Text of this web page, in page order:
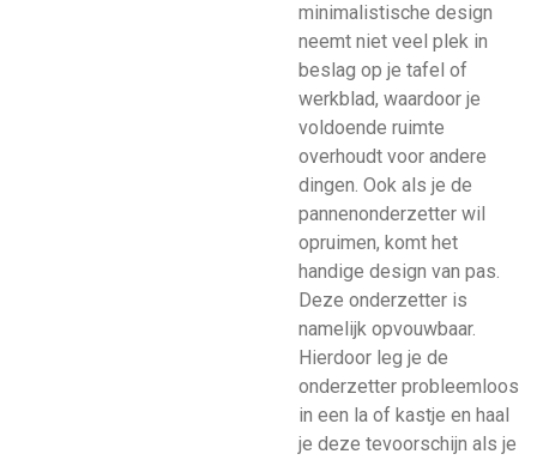
minimalistische design
neemt niet veel plek in
beslag op je tafel of
werkblad, waardoor je
voldoende ruimte
overhoudt voor andere
dingen. Ook als je de
pannenonderzetter wil
opruimen, komt het
handige design van pas.
Deze onderzetter is
namelijk opvouwbaar.
Hierdoor leg je de
onderzetter probleemloos
in een la of kastje en haal
je deze tevoorschijn als je